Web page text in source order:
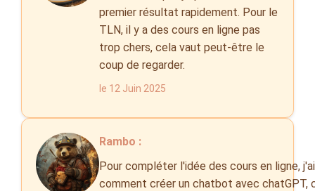
premier résultat rapidement. Pour le
TLN, il y a des cours en ligne pas
trop chers, cela vaut peut-être le
coup de regarder.
le 12 Juin 2025
Rambo :
Pour compléter l'idée des cours en ligne,
comment créer un chatbot avec chatGPT,